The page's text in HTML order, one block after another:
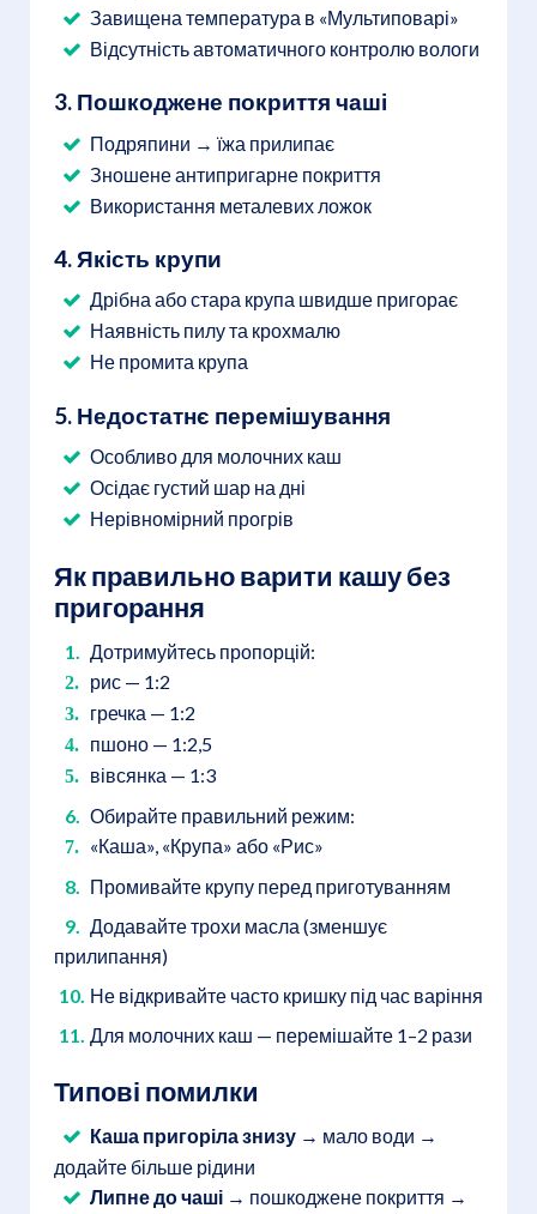
Завищена температура в «Мультиповарі»
Відсутність автоматичного контролю вологи
3. Пошкоджене покриття чаші
Подряпини → їжа прилипає
Зношене антипригарне покриття
Використання металевих ложок
4. Якість крупи
Дрібна або стара крупа швидше пригорає
Наявність пилу та крохмалю
Не промита крупа
5. Недостатнє перемішування
Особливо для молочних каш
Осідає густий шар на дні
Нерівномірний прогрів
Як правильно варити кашу без
пригорання
Дотримуйтесь пропорцій:
рис — 1:2
гречка — 1:2
пшоно — 1:2,5
вівсянка — 1:3
Обирайте правильний режим:
«Каша», «Крупа» або «Рис»
Промивайте крупу перед приготуванням
Додавайте трохи масла (зменшує
прилипання)
Не відкривайте часто кришку під час варіння
Для молочних каш — перемішайте 1–2 рази
Типові помилки
Каша пригоріла знизу → мало води →
додайте більше рідини
Липне до чаші → пошкоджене покриття →